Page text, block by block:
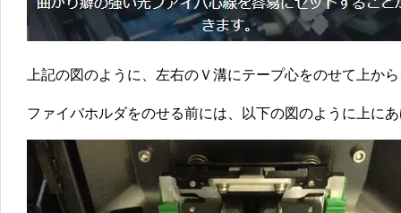
上記の図のように、左右のＶ溝にテープ心をのせて上か
ファイバホルダをのせる前には、以下の図のように上に